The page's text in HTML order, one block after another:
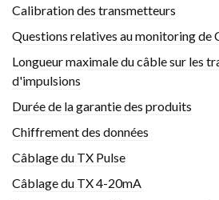
Calibration des transmetteurs
Questions relatives au monitoring de
Longueur maximale du câble sur les
d'impulsions
Durée de la garantie des produits
Chiffrement des données
Câblage du TX Pulse
Câblage du TX 4-20mA